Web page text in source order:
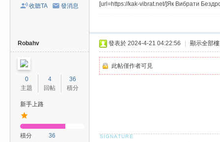
收聽TA
發消息 [url=https://kak-vibrat.net/]Як Вибрати
Robahv
0
主題
4
回帖
36
積分
新手上路
積分
36
發表於 2024-4-21 04:22:56 顯示全部
此帖僅作者可見